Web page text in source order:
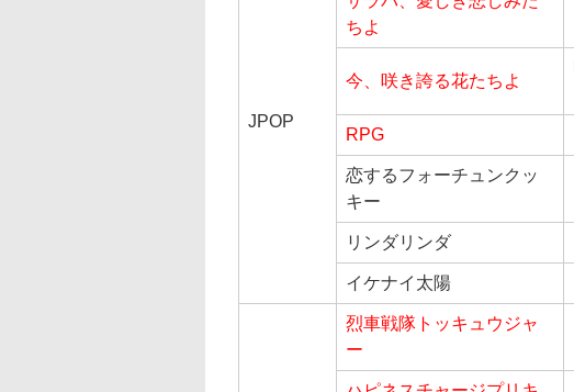
JPOP
ちよ
今、咲き誇る花たちよ
RPG
恋するフォーチュンクッ
キー
リンダリンダ
イケナイ太陽
烈車戦隊トッキュウジャ
ー